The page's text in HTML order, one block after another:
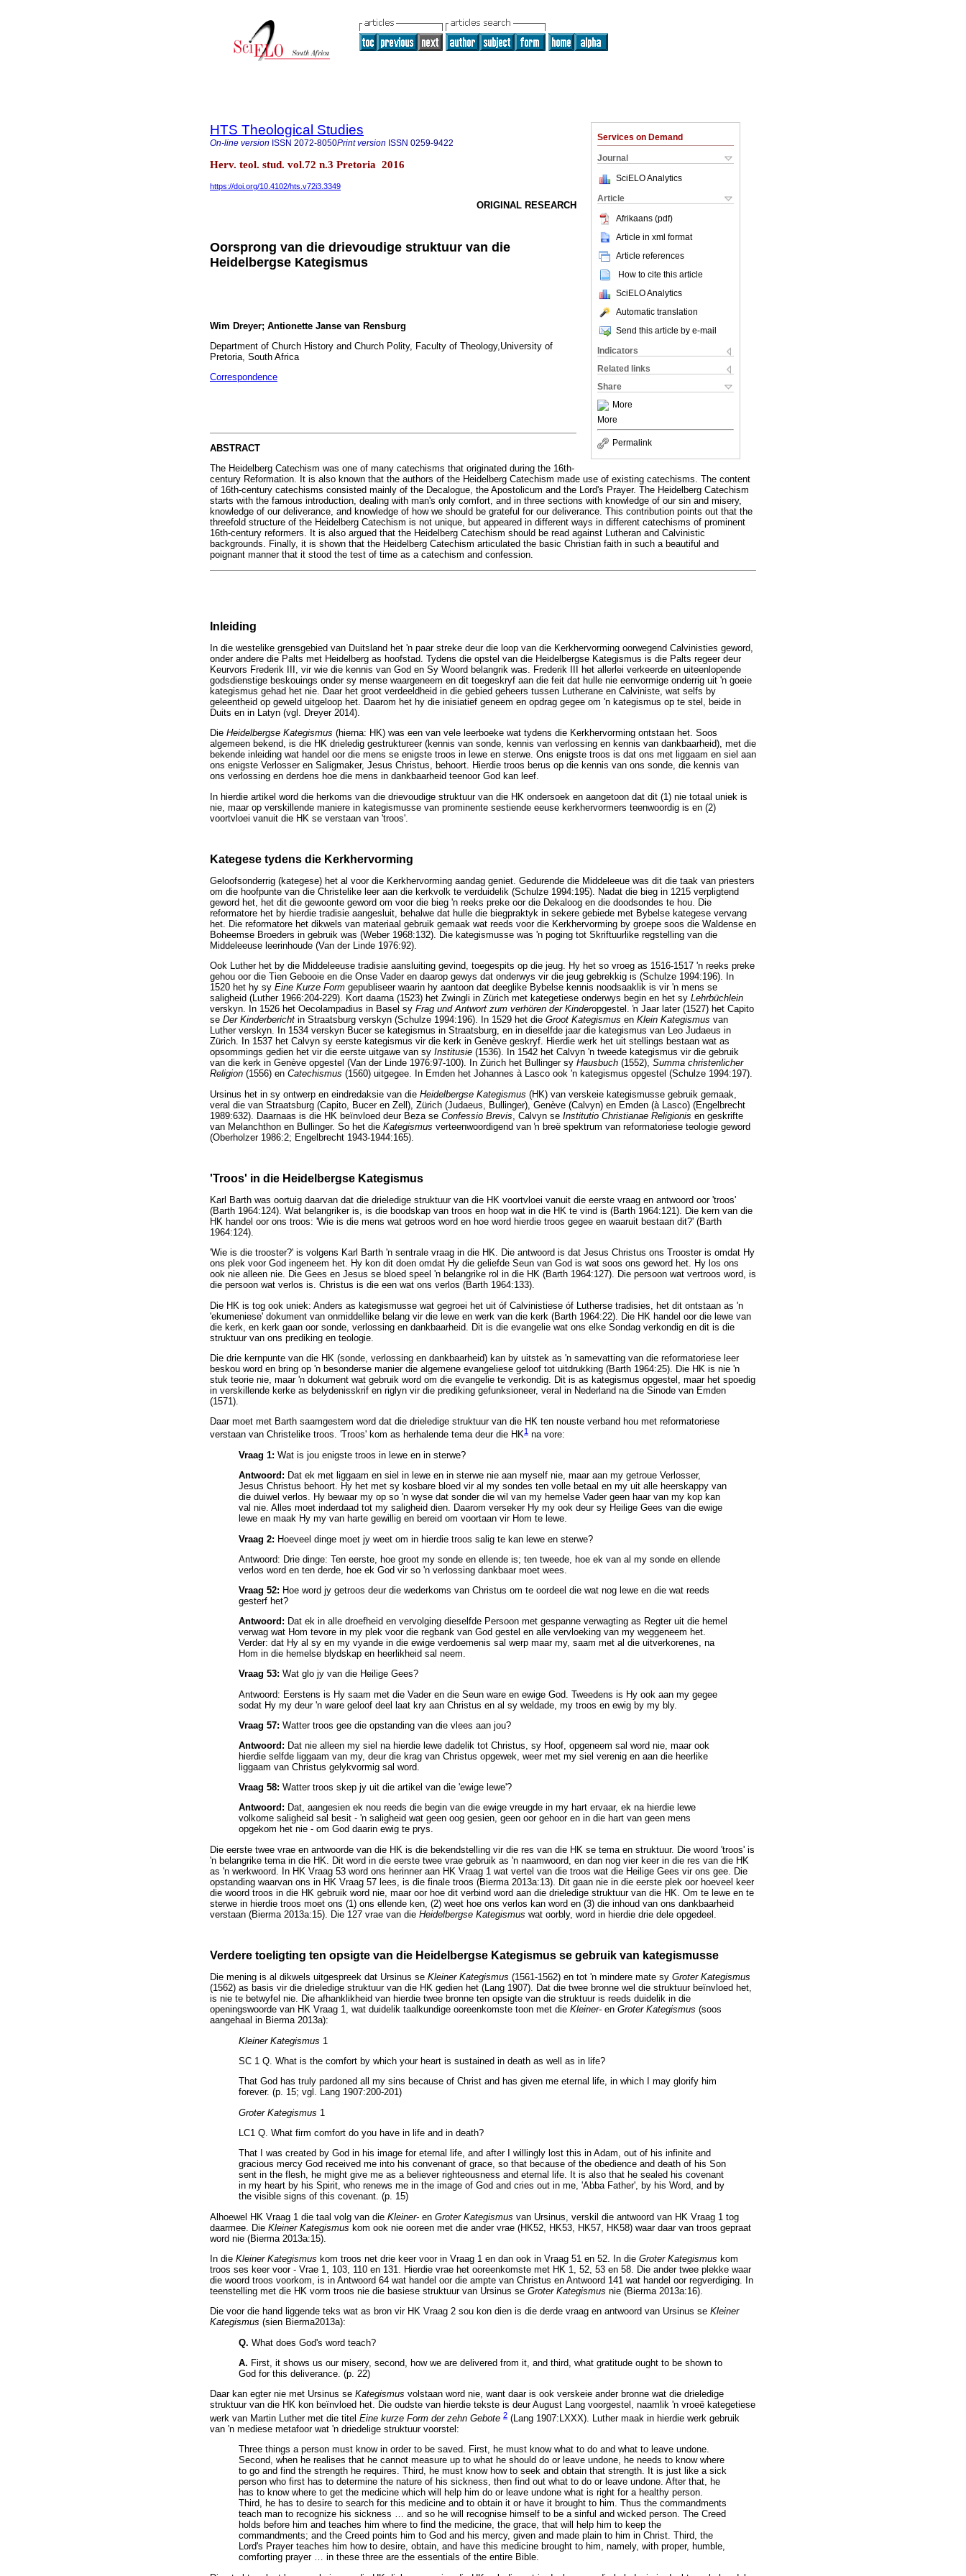
Services on Demand
Journal
SciELO Analytics
Article
Afrikaans (pdf)
Article in xml format
Article references
How to cite this article
SciELO Analytics
Automatic translation
Send this article by e-mail
Indicators
Related links
Share
More
More
Permalink
HTS Theological Studies
On-line version ISSN 2072-8050Print version ISSN 0259-9422
Herv. teol. stud. vol.72 n.3 Pretoria 2016
https://doi.org/10.4102/hts.v72i3.3349
ORIGINAL RESEARCH
Oorsprong van die drievoudige struktuur van die
Heidelbergse Kategismus
Wim Dreyer; Antionette Janse van Rensburg
Department of Church History and Church Polity, Faculty of Theology,University of
Pretoria, South Africa
Correspondence
ABSTRACT
The Heidelberg Catechism was one of many catechisms that originated during the 16th-
century Reformation. It is also known that the authors of the Heidelberg Catechism made use of existing catechisms. The content
of 16th-century catechisms consisted mainly of the Decalogue, the Apostolicum and the Lord's Prayer. The Heidelberg Catechism
starts with the famous introduction, dealing with man's only comfort, and in three sections with knowledge of our sin and misery,
knowledge of our deliverance, and knowledge of how we should be grateful for our deliverance. This contribution points out that the
threefold structure of the Heidelberg Catechism is not unique, but appeared in different ways in different catechisms of prominent
16th-century reformers. It is also argued that the Heidelberg Catechism should be read against Lutheran and Calvinistic
backgrounds. Finally, it is shown that the Heidelberg Catechism articulated the basic Christian faith in such a beautiful and
poignant manner that it stood the test of time as a catechism and confession.
Inleiding
In die westelike grensgebied van Duitsland het 'n paar streke deur die loop van die Kerkhervorming oorwegend Calvinisties geword,
onder andere die Palts met Heidelberg as hoofstad. Tydens die opstel van die Heidelbergse Kategismus is die Palts regeer deur
Keurvors Frederik III, vir wie die kennis van God en Sy Woord belangrik was. Frederik III het allerlei verkeerde en uiteenlopende
godsdienstige beskouings onder sy mense waargeneem en dit toegeskryf aan die feit dat hulle nie eenvormige onderrig uit 'n goeie
kategismus gehad het nie. Daar het groot verdeeldheid in die gebied geheers tussen Lutherane en Calviniste, wat selfs by
geleentheid op geweld uitgeloop het. Daarom het hy die inisiatief geneem en opdrag gegee om 'n kategismus op te stel, beide in
Duits en in Latyn (vgl. Dreyer 2014).
Die Heidelbergse Kategismus (hierna: HK) was een van vele leerboeke wat tydens die Kerkhervorming ontstaan het. Soos
algemeen bekend, is die HK drieledig gestruktureer (kennis van sonde, kennis van verlossing en kennis van dankbaarheid), met die
bekende inleiding wat handel oor die mens se enigste troos in lewe en sterwe. Ons enigste troos is dat ons met liggaam en siel aan
ons enigste Verlosser en Saligmaker, Jesus Christus, behoort. Hierdie troos berus op die kennis van ons sonde, die kennis van
ons verlossing en derdens hoe die mens in dankbaarheid teenoor God kan leef.
In hierdie artikel word die herkoms van die drievoudige struktuur van die HK ondersoek en aangetoon dat dit (1) nie totaal uniek is
nie, maar op verskillende maniere in kategismusse van prominente sestiende eeuse kerkhervormers teenwoordig is en (2)
voortvloei vanuit die HK se verstaan van 'troos'.
Kategese tydens die Kerkhervorming
Geloofsonderrig (kategese) het al voor die Kerkhervorming aandag geniet. Gedurende die Middeleeue was dit die taak van priesters
om die hoofpunte van die Christelike leer aan die kerkvolk te verduidelik (Schulze 1994:195). Nadat die bieg in 1215 verpligtend
geword het, het dit die gewoonte geword om voor die bieg 'n reeks preke oor die Dekaloog en die doodsondes te hou. Die
reformatore het by hierdie tradisie aangesluit, behalwe dat hulle die biegpraktyk in sekere gebiede met Bybelse kategese vervang
het. Die reformatore het dikwels van materiaal gebruik gemaak wat reeds voor die Kerkhervorming by groepe soos die Waldense en
Boheemse Broeders in gebruik was (Weber 1968:132). Die kategismusse was 'n poging tot Skriftuurlike regstelling van die
Middeleeuse leerinhoude (Van der Linde 1976:92).
Ook Luther het by die Middeleeuse tradisie aansluiting gevind, toegespits op die jeug. Hy het so vroeg as 1516-1517 'n reeks preke
gehou oor die Tien Gebooie en die Onse Vader en daarop gewys dat onderwys vir die jeug gebrekkig is (Schulze 1994:196). In
1520 het hy sy Eine Kurze Form gepubliseer waarin hy aantoon dat deeglike Bybelse kennis noodsaaklik is vir 'n mens se
saligheid (Luther 1966:204-229). Kort daarna (1523) het Zwingli in Zürich met kategetiese onderwys begin en het sy Lehrbüchlein
verskyn. In 1526 het Oecolampadius in Basel sy Frag und Antwort zum verhören der Kinderopgestel. ŉ Jaar later (1527) het Capito
se Der Kinderbericht in Straatsburg verskyn (Schulze 1994:196). In 1529 het die Groot Kategismus en Klein Kategismus van
Luther verskyn. In 1534 verskyn Bucer se kategismus in Straatsburg, en in dieselfde jaar die kategismus van Leo Judaeus in
Zürich. In 1537 het Calvyn sy eerste kategismus vir die kerk in Genève geskryf. Hierdie werk het uit stellings bestaan wat as
opsommings gedien het vir die eerste uitgawe van sy Institusie (1536). In 1542 het Calvyn 'n tweede kategismus vir die gebruik
van die kerk in Genève opgestel (Van der Linde 1976:97-100). In Zürich het Bullinger sy Hausbuch (1552), Summa christenlicher
Religion (1556) en Catechismus (1560) uitgegee. In Emden het Johannes à Lasco ook 'n kategismus opgestel (Schulze 1994:197).
Ursinus het in sy ontwerp en eindredaksie van die Heidelbergse Kategismus (HK) van verskeie kategismusse gebruik gemaak,
veral die van Straatsburg (Capito, Bucer en Zell), Zürich (Judaeus, Bullinger), Genève (Calvyn) en Emden (à Lasco) (Engelbrecht
1989:632). Daarnaas is die HK beïnvloed deur Beza se Confessio Brevis , Calvyn se Institutio Christianae Religionis en geskrifte
van Melanchthon en Bullinger. So het die Kategismus verteenwoordigend van ŉ breë spektrum van reformatoriese teologie geword
(Oberholzer 1986:2; Engelbrecht 1943-1944:165).
'Troos' in die Heidelbergse Kategismus
Karl Barth was oortuig daarvan dat die drieledige struktuur van die HK voortvloei vanuit die eerste vraag en antwoord oor 'troos'
(Barth 1964:124). Wat belangriker is, is die boodskap van troos en hoop wat in die HK te vind is (Barth 1964:121). Die kern van die
HK handel oor ons troos: 'Wie is die mens wat getroos word en hoe word hierdie troos gegee en waaruit bestaan dit?' (Barth
1964:124).
'Wie is die trooster?' is volgens Karl Barth 'n sentrale vraag in die HK. Die antwoord is dat Jesus Christus ons Trooster is omdat Hy
ons plek voor God ingeneem het. Hy kon dit doen omdat Hy die geliefde Seun van God is wat soos ons geword het. Hy los ons
ook nie alleen nie. Die Gees en Jesus se bloed speel 'n belangrike rol in die HK (Barth 1964:127). Die persoon wat vertroos word, is
die persoon wat verlos is. Christus is die een wat ons verlos (Barth 1964:133).
Die HK is tog ook uniek: Anders as kategismusse wat gegroei het uit óf Calvinistiese óf Lutherse tradisies, het dit ontstaan as 'n
'ekumeniese' dokument van onmiddellike belang vir die lewe en werk van die kerk (Barth 1964:22). Die HK handel oor die lewe van
die kerk, en kerk gaan oor sonde, verlossing en dankbaarheid. Dit is die evangelie wat ons elke Sondag verkondig en dit is die
struktuur van ons prediking en teologie.
Die drie kernpunte van die HK (sonde, verlossing en dankbaarheid) kan by uitstek as 'n samevatting van die reformatoriese leer
beskou word en bring op 'n besonderse manier die algemene evangeliese geloof tot uitdrukking (Barth 1964:25). Die HK is nie 'n
stuk teorie nie, maar 'n dokument wat gebruik word om die evangelie te verkondig. Dit is as kategismus opgestel, maar het spoedig
in verskillende kerke as belydenisskrif en riglyn vir die prediking gefunksioneer, veral in Nederland na die Sinode van Emden
(1571).
Daar moet met Barth saamgestem word dat die drieledige struktuur van die HK ten nouste verband hou met reformatoriese
verstaan van Christelike troos. 'Troos' kom as herhalende tema deur die HK1 na vore:
Vraag 1: Wat is jou enigste troos in lewe en in sterwe?
Antwoord: Dat ek met liggaam en siel in lewe en in sterwe nie aan myself nie, maar aan my getroue Verlosser,
Jesus Christus behoort. Hy het met sy kosbare bloed vir al my sondes ten volle betaal en my uit alle heerskappy van
die duiwel verlos. Hy bewaar my op so 'n wyse dat sonder die wil van my hemelse Vader geen haar van my kop kan
val nie. Alles moet inderdaad tot my saligheid dien. Daarom verseker Hy my ook deur sy Heilige Gees van die ewige
lewe en maak Hy my van harte gewillig en bereid om voortaan vir Hom te lewe.
Vraag 2: Hoeveel dinge moet jy weet om in hierdie troos salig te kan lewe en sterwe?
Antwoord: Drie dinge: Ten eerste, hoe groot my sonde en ellende is; ten tweede, hoe ek van al my sonde en ellende
verlos word en ten derde, hoe ek God vir so 'n verlossing dankbaar moet wees.
Vraag 52: Hoe word jy getroos deur die wederkoms van Christus om te oordeel die wat nog lewe en die wat reeds
gesterf het?
Antwoord: Dat ek in alle droefheid en vervolging dieselfde Persoon met gespanne verwagting as Regter uit die hemel
verwag wat Hom tevore in my plek voor die regbank van God gestel en alle vervloeking van my weggeneem het.
Verder: dat Hy al sy en my vyande in die ewige verdoemenis sal werp maar my, saam met al die uitverkorenes, na
Hom in die hemelse blydskap en heerlikheid sal neem.
Vraag 53: Wat glo jy van die Heilige Gees?
Antwoord: Eerstens is Hy saam met die Vader en die Seun ware en ewige God. Tweedens is Hy ook aan my gegee
sodat Hy my deur 'n ware geloof deel laat kry aan Christus en al sy weldade, my troos en ewig by my bly.
Vraag 57: Watter troos gee die opstanding van die vlees aan jou?
Antwoord: Dat nie alleen my siel na hierdie lewe dadelik tot Christus, sy Hoof, opgeneem sal word nie, maar ook
hierdie selfde liggaam van my, deur die krag van Christus opgewek, weer met my siel verenig en aan die heerlike
liggaam van Christus gelykvormig sal word.
Vraag 58: Watter troos skep jy uit die artikel van die 'ewige lewe'?
Antwoord: Dat, aangesien ek nou reeds die begin van die ewige vreugde in my hart ervaar, ek na hierdie lewe
volkome saligheid sal besit - 'n saligheid wat geen oog gesien, geen oor gehoor en in die hart van geen mens
opgekom het nie - om God daarin ewig te prys.
Die eerste twee vrae en antwoorde van die HK is die bekendstelling vir die res van die HK se tema en struktuur. Die woord 'troos' is
'n belangrike tema in die HK. Dit word in die eerste twee vrae gebruik as 'n naamwoord, en dan nog vier keer in die res van die HK
as 'n werkwoord. In HK Vraag 53 word ons herinner aan HK Vraag 1 wat vertel van die troos wat die Heilige Gees vir ons gee. Die
opstanding waarvan ons in HK Vraag 57 lees, is die finale troos (Bierma 2013a:13). Dit gaan nie in die eerste plek oor hoeveel keer
die woord troos in die HK gebruik word nie, maar oor hoe dit verbind word aan die drieledige struktuur van die HK. Om te lewe en te
sterwe in hierdie troos moet ons (1) ons ellende ken, (2) weet hoe ons verlos kan word en (3) die inhoud van ons dankbaarheid
verstaan (Bierma 2013a:15). Die 127 vrae van die Heidelbergse Kategismus wat oorbly, word in hierdie drie dele opgedeel.
Verdere toeligting ten opsigte van die Heidelbergse Kategismus se gebruik van kategismusse
Die mening is al dikwels uitgespreek dat Ursinus se Kleiner Kategismus (1561-1562) en tot 'n mindere mate sy Groter Kategismus
(1562) as basis vir die drieledige struktuur van die HK gedien het (Lang 1907). Dat die twee bronne wel die struktuur beïnvloed het,
is nie te betwyfel nie. Die afhanklikheid van hierdie twee bronne ten opsigte van die struktuur is reeds duidelik in die
openingswoorde van HK Vraag 1, wat duidelik taalkundige ooreenkomste toon met die Kleiner- en Groter Kategismus (soos
aangehaal in Bierma 2013a):
Kleiner Kategismus 1
SC 1 Q. What is the comfort by which your heart is sustained in death as well as in life?
That God has truly pardoned all my sins because of Christ and has given me eternal life, in which I may glorify him
forever. (p. 15; vgl. Lang 1907:200-201)
Groter Kategismus 1
LC1 Q. What firm comfort do you have in life and in death?
That I was created by God in his image for eternal life, and after I willingly lost this in Adam, out of his infinite and
gracious mercy God received me into his convenant of grace, so that because of the obedience and death of his Son
sent in the flesh, he might give me as a believer righteousness and eternal life. It is also that he sealed his covenant
in my heart by his Spirit, who renews me in the image of God and cries out in me, 'Abba Father', by his Word, and by
the visible signs of this covenant. (p. 15)
Alhoewel HK Vraag 1 die taal volg van die Kleiner- en Groter Kategismus van Ursinus, verskil die antwoord van HK Vraag 1 tog
daarmee. Die Kleiner Kategismus kom ook nie ooreen met die ander vrae (HK52, HK53, HK57, HK58) waar daar van troos gepraat
word nie (Bierma 2013a:15).
In die Kleiner Kategismus kom troos net drie keer voor in Vraag 1 en dan ook in Vraag 51 en 52. In die Groter Kategismus kom
troos ses keer voor - Vrae 1, 103, 110 en 131. Hierdie vrae het ooreenkomste met HK 1, 52, 53 en 58. Die ander twee plekke waar
die woord troos voorkom, is in Antwoord 64 wat handel oor die ampte van Christus en Antwoord 141 wat handel oor regverdiging. In
teenstelling met die HK vorm troos nie die basiese struktuur van Ursinus se Groter Kategismus nie (Bierma 2013a:16).
Die voor die hand liggende teks wat as bron vir HK Vraag 2 sou kon dien is die derde vraag en antwoord van Ursinus se Kleiner
Kategismus (sien Bierma2013a):
Q. What does God's word teach?
A. First, it shows us our misery, second, how we are delivered from it, and third, what gratitude ought to be shown to
God for this deliverance. (p. 22)
Daar kan egter nie met Ursinus se Kategismus volstaan word nie, want daar is ook verskeie ander bronne wat die drieledige
struktuur van die HK kon beïnvloed het. Die oudste van hierdie tekste is deur August Lang voorgestel, naamlik 'n vroeë kategetiese
werk van Martin Luther met die titel Eine kurze Form der zehn Gebote 2 (Lang 1907:LXXX). Luther maak in hierdie werk gebruik
van 'n mediese metafoor wat 'n driedelige struktuur voorstel:
Three things a person must know in order to be saved. First, he must know what to do and what to leave undone.
Second, when he realises that he cannot measure up to what he should do or leave undone, he needs to know where
to go and find the strength he requires. Third, he must know how to seek and obtain that strength. It is just like a sick
person who first has to determine the nature of his sickness, then find out what to do or leave undone. After that, he
has to know where to get the medicine which will help him do or leave undone what is right for a healthy person.
Third, he has to desire to search for this medicine and to obtain it or have it brought to him. Thus the commandments
teach man to recognize his sickness … and so he will recognise himself to be a sinful and wicked person. The Creed
holds before him and teaches him where to find the medicine, the grace, that will help him to keep the
commandments; and the Creed points him to God and his mercy, given and made plain to him in Christ. Third, the
Lord's Prayer teaches him how to desire, obtain, and have this medicine brought to him, namely, with proper, humble,
comforting prayer … in these three are the essentials of the entire Bible.